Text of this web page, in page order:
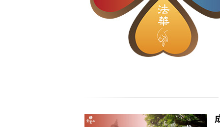
念頭在心頭，不舒服；轉個念頭
煩惱如同下雨，當雨過天晴，雨
懂得消化煩惱，便能讓生活自在
負面是惡業，消極是惡業，悲觀